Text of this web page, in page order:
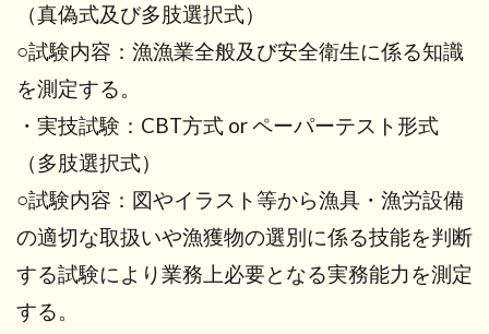
（真偽式及び多肢選択式）
○試験内容：漁漁業全般及び安全衛生に係る知識
を測定する。
・実技試験：CBT方式 or ペーパーテスト形式
（多肢選択式）
○試験内容：図やイラスト等から漁具・漁労設備
の適切な取扱いや漁獲物の選別に係る技能を判断
する試験により業務上必要となる実務能力を測定
する。